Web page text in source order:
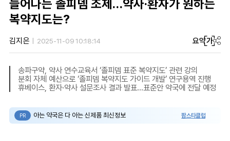
늘어나는 졸피뎀 조제…약사·환자가 원하는
복약지도는?
김지은 2025-11-09 10:18:14 요약가
송파구약, 약사 연수교육서 ‘졸피뎀 표준 복약지도’ 관련 강의
분회 자체 예산으로 ‘졸피뎀 복약지도 가이드 개발’ 연구용역 진행
휴베이스, 환자·약사 설문조사 결과 발표…표준안 약국에 전달 예정
PR 아는 약국은 다 아는 신제품 최신정보 팜스타클럽